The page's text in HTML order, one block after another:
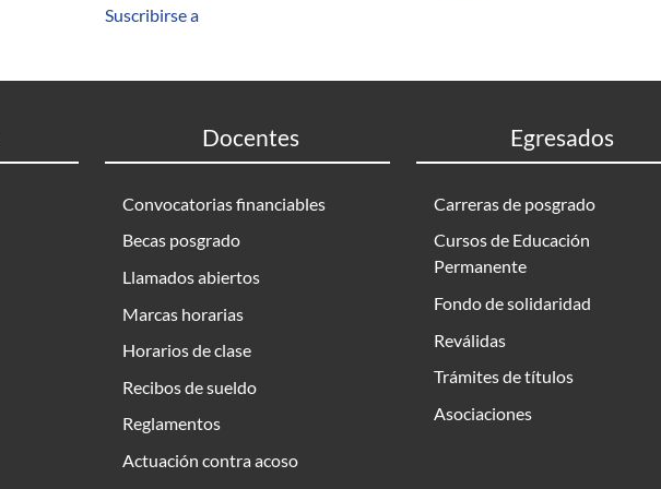
Suscribirse a
Docentes
Convocatorias financiables
Becas posgrado
Llamados abiertos
Marcas horarias
Horarios de clase
Recibos de sueldo
Reglamentos
Actuación contra acoso
Egresados
Carreras de posgrado
Cursos de Educación
Permanente
Fondo de solidaridad
Reválidas
Trámites de títulos
Asociaciones